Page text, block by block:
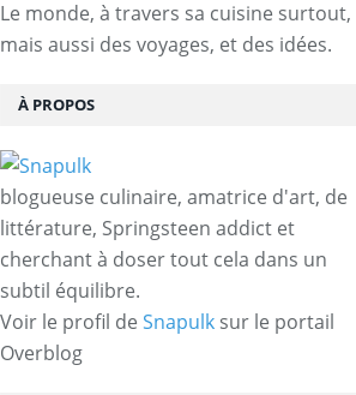
Le monde, à travers sa cuisine surtout,
mais aussi des voyages, et des idées.
À PROPOS
blogueuse culinaire, amatrice d'art, de
littérature, Springsteen addict et
cherchant à doser tout cela dans un
subtil équilibre.
Voir le profil de Snapulk sur le portail
Overblog